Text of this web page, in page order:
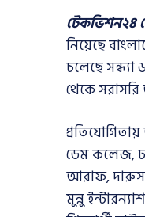
টেকভিশন২৪
নিয়েছে
চলেছে সন্ধ্যা
থেকে
ডেম কলেজ,
আরাফ, দারুস
মুন্নু